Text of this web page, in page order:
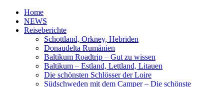
Home
NEWS
Reiseberichte
Schottland, Orkney, Hebriden
Donaudelta Rumänien
Baltikum Roadtrip – Gut zu wissen
Baltikum – Estland, Lettland, Litauen
Die schönsten Schlösser der Loire
Südschweden mit dem Camper – Die schönste